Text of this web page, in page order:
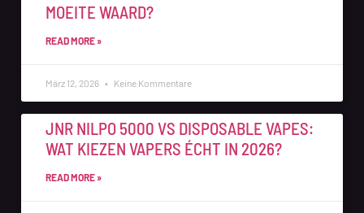
MOEITE WAARD?
READ MORE »
März 12, 2026 Keine Kommentare
JNR NILPO 5000 VS DISPOSABLE VAPES:
WAT KIEZEN VAPERS ÉCHT IN 2026?
READ MORE »